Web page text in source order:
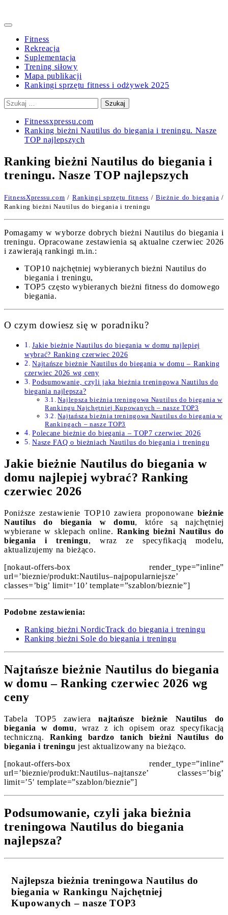
Primary
Fitness
Rekreacja
Suplementacja
Trening siłowy
Mapa publikacji
Rankingi sprzętu fitness i odżywek 2025
Szukaj:
Fitnessxpressu.com
Ranking bieżni Nautilus do biegania i treningu. Nasze
TOP najlepszych
Ranking bieżni Nautilus do biegania i
treningu. Nasze TOP najlepszych
FitnessXpressu.com / Rankingi sprzętu fitness /Bieżnie do biegania /
Ranking bieżni Nautilus do biegania i treningu
Pomagamy w wyborze dobrych bieżni Nautilus do biegania i
treningu. Opracowane zestawienia są aktualne czerwiec 2026
i zawierają rankingi m.in.:
TOP10 najchętniej wybieranych bieżni Nautilus do
biegania i treningu,
TOP5 często wybieranych bieżni fitness do domowego
biegania.
O czym dowiesz się w poradniku?
Jakie bieżnie Nautilus do biegania w domu najlepiej
wybrać? Ranking czerwiec 2026
Najtańsze bieżnie Nautilus do biegania w domu – Ranking
czerwiec 2026 wg ceny
Podsumowanie, czyli jaka bieżnia treningowa Nautilus do
biegania najlepsza?
Najlepsza bieżnia treningowa Nautilus do biegania w
Rankingu Najchętniej Kupowanych – nasze TOP3
Najtańsza bieżnia treningowa Nautilus do biegania w
Rankingach – nasze TOP3
Polecane bieżnie do biegania – TOP7 czerwiec 2026
Nasze FAQ o bieżniach Nautilus do biegania i treningu
Jakie bieżnie Nautilus do biegania w
domu najlepiej wybrać? Ranking
czerwiec 2026
Poniższe zestawienie TOP10 zawiera proponowanebieżnie
Nautilus do biegania w domu, które są najchętniej
wybierane w sklepach online. Ranking bieżni Nautilus do
biegania i treningu, wraz ze specyfikacją modelu,
aktualizujemy na bieżąco.
[nokaut-offers-box render_type=”inline”
url=’bieznie/produkt:Nautilus–najpopularniejsze’
classes=’big’ limit=’10’ template=”szablon/bieznie”]
Podobne zestawienia:
Ranking bieżni NordicTrack do biegania i treningu
Ranking bieżni Sole do biegania i treningu
Najtańsze bieżnie Nautilus do biegania
w domu – Ranking czerwiec 2026 wg
ceny
Tabela TOP5 zawieranajtańsze bieżnie Nautilus do
biegania w domu, wraz z ich opisem oraz specyfikacją
techniczną. Ranking bardzo tanich bieżni Nautilus do
biegania i treningu jest aktualizowany na bieżąco.
[nokaut-offers-box render_type=”inline”
url=’bieznie/produkt:Nautilus–najtansze’ classes=’big’
limit=’5′ template=”szablon/bieznie”]
Podsumowanie, czyli jaka bieżnia
treningowa Nautilus do biegania
najlepsza?
Najlepsza bieżnia treningowa Nautilus do
biegania w Rankingu Najchętniej
Kupowanych – nasze TOP3